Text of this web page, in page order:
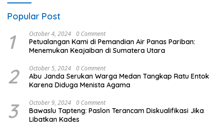
Popular Post
1 October 4, 2024 0 Comment
Petualangan Kami di Pemandian Air Panas Pariban:
Menemukan Keajaiban di Sumatera Utara
2 October 5, 2024 0 Comment
Abu Janda Serukan Warga Medan Tangkap Ratu Entok
Karena Diduga Menista Agama
3 October 9, 2024 0 Comment
Bawaslu Tapteng: Paslon Terancam Diskualifikasi Jika
Libatkan Kades